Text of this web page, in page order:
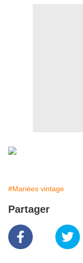
#Mariées vintage
Partager